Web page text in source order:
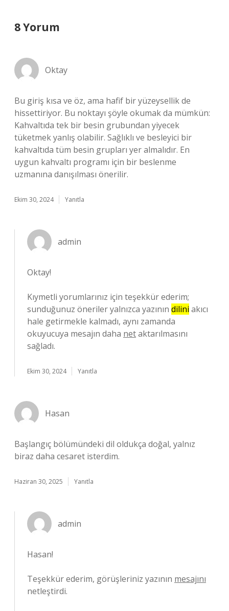
8 Yorum
Oktay
Bu giriş kısa ve öz, ama hafif bir yüzeysellik de
hissettiriyor. Bu noktayı şöyle okumak da mümkün:
Kahvaltıda tek bir besin grubundan yiyecek
tüketmek yanlış olabilir. Sağlıklı ve besleyici bir
kahvaltıda tüm besin grupları yer almalıdır. En
uygun kahvaltı programı için bir beslenme
uzmanına danışılması önerilir.
Ekim 30, 2024 Yanıtla
admin
Oktay!
Kıymetli yorumlarınız için teşekkür ederim;
sunduğunuz öneriler yalnızca yazının dilini akıcı
hale getirmekle kalmadı, aynı zamanda
okuyucuya mesajın daha netaktarılmasını
sağladı.
Ekim 30, 2024 Yanıtla
Hasan
Başlangıç bölümündeki dil oldukça doğal, yalnız
biraz daha cesaret isterdim.
Haziran 30, 2025 Yanıtla
admin
Hasan!
Teşekkür ederim, görüşleriniz yazının mesajını
netleştirdi.